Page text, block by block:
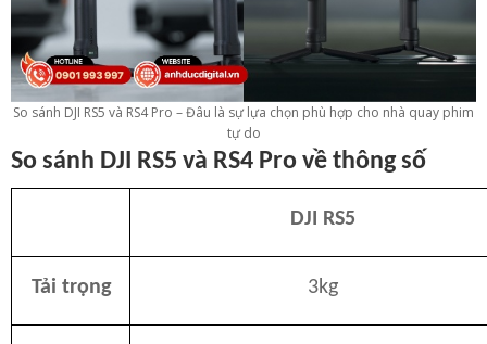
So sánh DJI RS5 và RS4 Pro – Đâu là sự lựa chọn phù hợp cho nhà quay phim
tự do
So sánh DJI RS5 và RS4 Pro về thông số
DJI RS5
Tải trọng 3kg